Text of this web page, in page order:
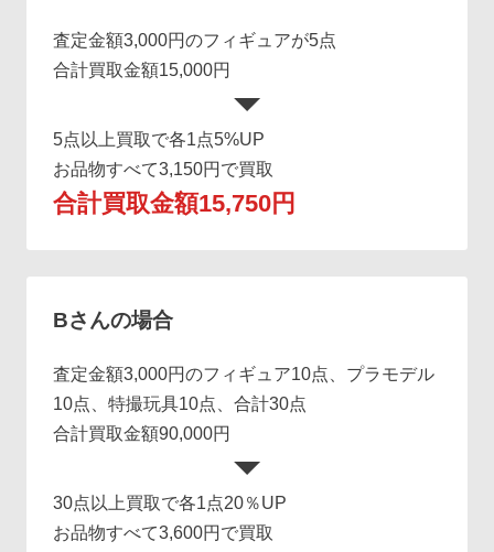
査定金額3,000円のフィギュアが5点
合計買取金額15,000円
5点以上買取で各1点5%UP
お品物すべて3,150円で買取
合計買取金額15,750円
Bさんの場合
査定金額3,000円のフィギュア10点、プラモデル
10点、特撮玩具10点、合計30点
合計買取金額90,000円
30点以上買取で各1点20％UP
お品物すべて3,600円で買取